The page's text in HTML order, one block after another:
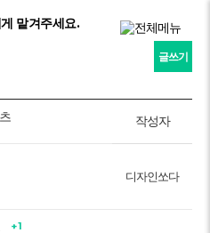
맡겨주세요.
글쓰기
작성자
디자인쏘다
+ 1